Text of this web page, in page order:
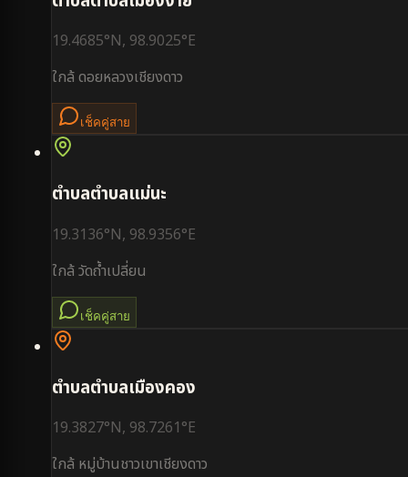
19.4685°N, 98.9025°E
ใกล้ดอยหลวงเชียงดาว
เช็คคู่สาย
ตำบลตำบลแม่นะ
19.3136°N, 98.9356°E
ใกล้วัดถ้ำเปลี่ยน
เช็คคู่สาย
ตำบลตำบลเมืองคอง
19.3827°N, 98.7261°E
ใกล้ หมู่บ้านชาวเขาเชียงดาว